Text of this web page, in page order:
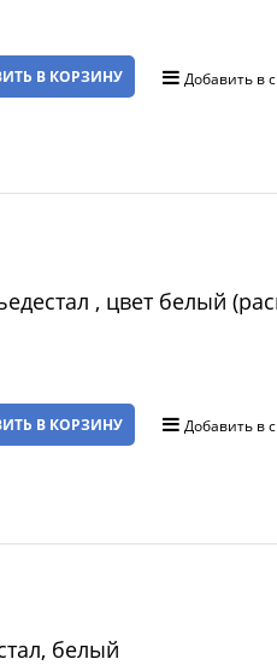
В КОРЗИНУ Добавить в
, цвет белый
В КОРЗИНУ Добавить в
белый